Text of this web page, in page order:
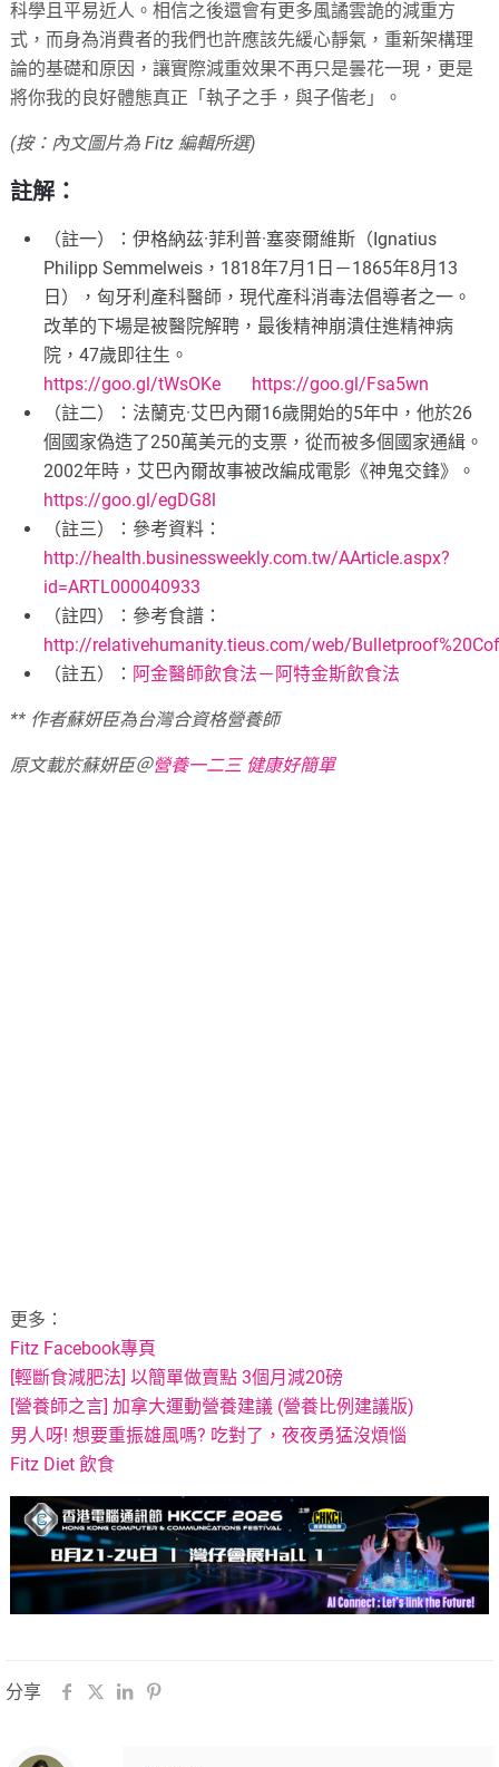
科學且平易近人。相信之後還會有更多風譎雲詭的減重方
式，而身為消費者的我們也許應該先緩心靜氣，重新架構理
論的基礎和原因，讓實際減重效果不再只是曇花一現，更是
將你我的良好體態真正「執子之手，與子偕老」。
(按：內文圖片為 Fitz 編輯所選)
註解：
（註一）：伊格納茲·菲利普·塞麥爾維斯（Ignatius
Philipp Semmelweis，1818年7月1日－1865年8月13
日），匈牙利產科醫師，現代產科消毒法倡導者之一。
改革的下場是被醫院解聘，最後精神崩潰住進精神病
院，47歲即往生。
https://goo.gl/tWsOKe
https://goo.gl/Fsa5wn
（註二）：法蘭克·艾巴內爾16歲開始的5年中，他於26
個國家偽造了250萬美元的支票，從而被多個國家通緝。
2002年時，艾巴內爾故事被改編成電影《神鬼交鋒》。
https://goo.gl/egDG8l
（註三）：參考資料：
http://health.businessweekly.com.tw/AArticle.aspx?
id=ARTL000040933
（註四）：參考食譜：
http://relativehumanity.tieus.com/web/
（註五）： 阿金醫師飲食法－阿特金斯飲食法
** 作者蘇妍臣為台灣合資格營養師
原文載於蘇妍臣＠營養一二三 健康好簡單
更多：
Fitz Facebook專頁
[輕斷食減肥法] 以簡單做賣點 3個月減20磅
[營養師之言] 加拿大運動營養建議 (營養比例建議版)
男人呀! 想要重振雄風嗎? 吃對了，夜夜勇猛沒煩惱
Fitz Diet 飲食
分享